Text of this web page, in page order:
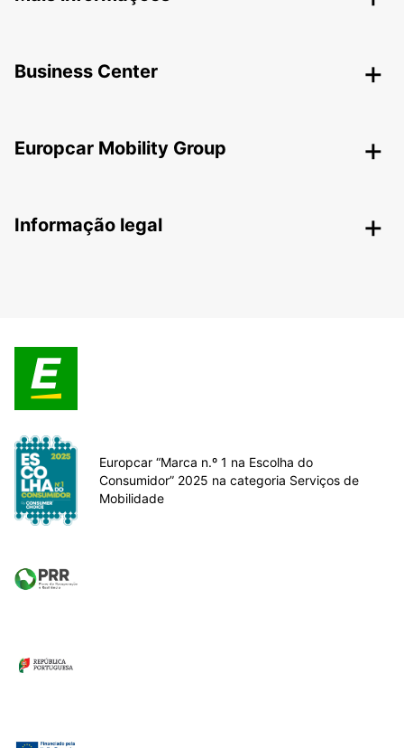
Business Center
Europcar Mobility Group
Informação legal
Europcar “Marca n.º 1 na Escolha do
Consumidor” 2025 na categoria Serviços de
Mobilidade